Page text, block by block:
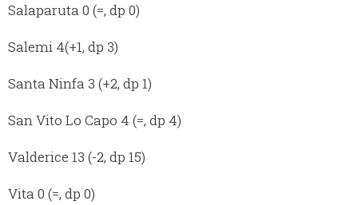
Salaparuta 0 (=, dp 0)
Salemi 4(+1, dp 3)
Santa Ninfa 3 (+2, dp 1)
San Vito Lo Capo 4 (=, dp 4)
Valderice 13 (-2, dp 15)
Vita 0 (=, dp 0)